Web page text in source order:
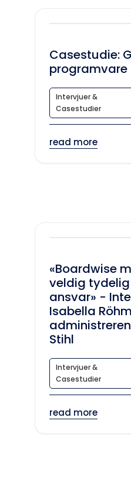
Casestudie:
programvare
Intervjuer &
Casestudier
read more
«Boardwise
veldig
ansvar» -
Isabella
Stihl
Intervjuer &
Casestudier
read more